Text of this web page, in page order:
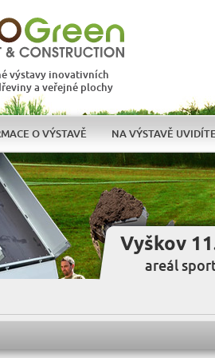
výstavy inovativních
a veřejné plochy
O VÝSTAVĚ NA VÝSTAVĚ
Vyškov
areál